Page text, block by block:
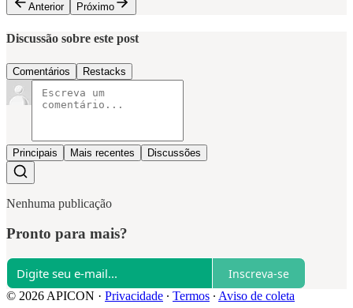
Anterior
Próximo
Discussão sobre este post
Comentários Restacks
Principais Mais recentes Discussões
Nenhuma publicação
Pronto para mais?
Inscreva-se
© 2026 APICON · Privacidade ∙ Termos ∙ Aviso de coleta